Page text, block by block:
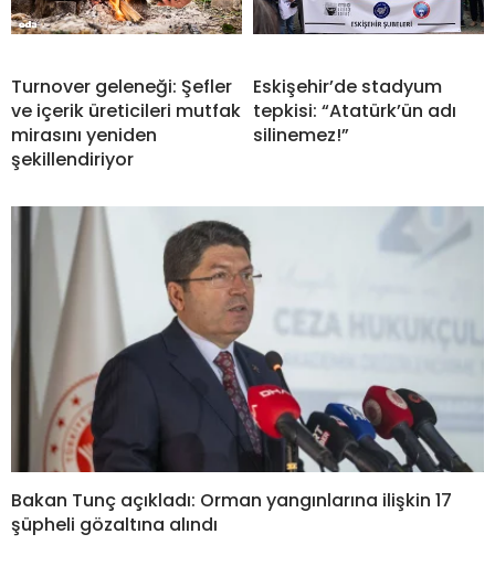
Turnover geleneği: Şefler
ve içerik üreticileri mutfak
mirasını yeniden
şekillendiriyor
Eskişehir’de stadyum
tepkisi: “Atatürk’ün adı
silinemez!”
Bakan Tunç açıkladı: Orman yangınlarına ilişkin 17
şüpheli gözaltına alındı